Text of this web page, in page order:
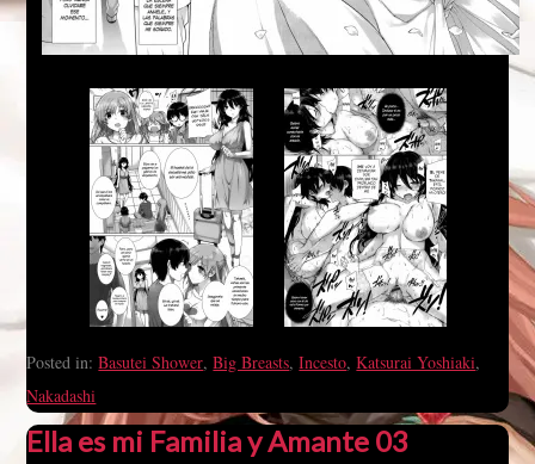
Posted in:Basutei Shower,Big Breasts,Incesto,Katsurai Yoshiaki,
Nakadashi
Ella es mi Familia y Amante 03